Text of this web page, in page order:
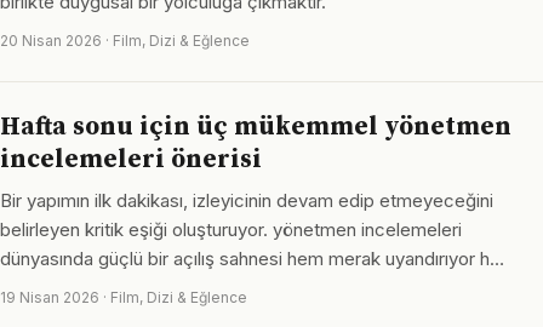
20 Nisan 2026 · Film, Dizi & Eğlence
Hafta sonu için üç mükemmel yönetmen
incelemeleri önerisi
Bir yapımın ilk dakikası, izleyicinin devam edip etmeyeceğini
belirleyen kritik eşiği oluşturuyor. yönetmen incelemeleri
dünyasında güçlü bir açılış sahnesi hem merak uyandırıyor h…
19 Nisan 2026 · Film, Dizi & Eğlence